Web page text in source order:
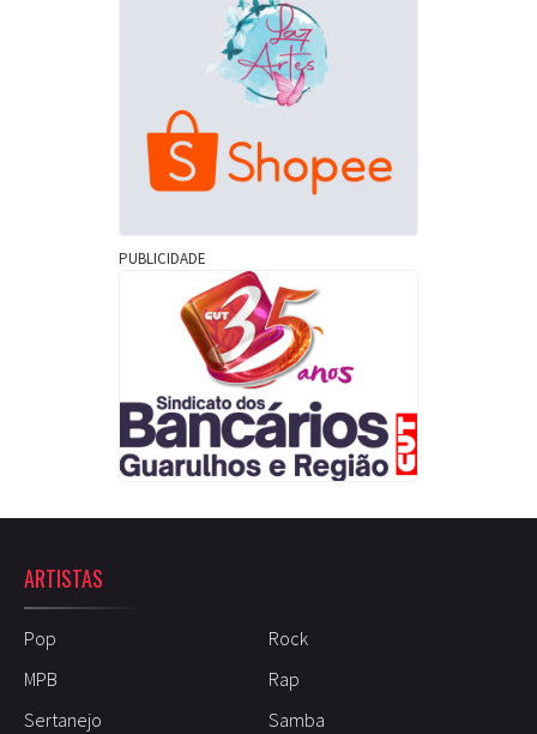
PUBLICIDADE
ARTISTAS
Pop
Rock
MPB
Rap
Sertanejo
Samba